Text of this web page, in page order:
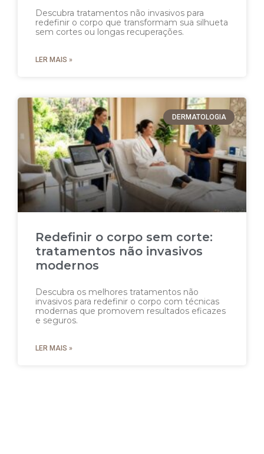
Descubra tratamentos não invasivos para
redefinir o corpo que transformam sua silhueta
sem cortes ou longas recuperações.
LER MAIS »
DERMATOLOGIA
Redefinir o corpo sem corte:
tratamentos não invasivos
modernos
Descubra os melhores tratamentos não
invasivos para redefinir o corpo com técnicas
modernas que promovem resultados eficazes
e seguros.
LER MAIS »